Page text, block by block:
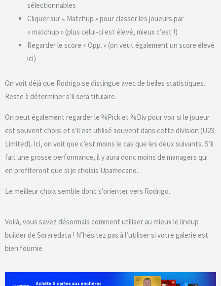
sélectionnables
Cliquer sur « Matchup » pour classer les joueurs par
« matchup » (plus celui-ci est élevé, mieux c’est !)
Regarder le score « Opp. » (on veut également un score élevé
ici)
On voit déjà que Rodrigo se distingue avec de belles statistiques.
Reste à déterminer s’il sera titulaire.
On peut également regarder le %Pick et %Div pour voir si le joueur
est souvent choisi et s’il est utilisé souvent dans cette division (U23
Limited). Ici, on voit que c’est moins le cas que les deux suivants. S’il
fait une grosse performance, il y aura donc moins de managers qui
en profiteront que si je choisis Upamecano.
Le meilleur choix semble donc s’orienter vers Rodrigo.
Voilà, vous savez désormais comment utiliser au mieux le lineup
builder de Soraredata ! N’hésitez pas à l’utiliser si votre galerie est
bien fournie.